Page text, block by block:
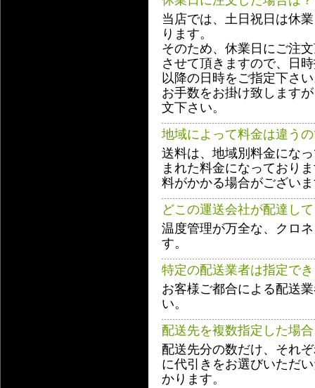
当店では、土日祝日は休
ります。
そのため、休業日にご注
させて頂きますので、日
以降の日時をご指定下さ
お手数をお掛け致します
文下さい。
地域によって料金は違う
送料は、地域別料金にな
まれた料金になっており
料がかかる場合がござい
どこの運送会社が配達し
温度管理が万全な、クロ
す。
特定の配送業者は指定で
お客様ご都合による配送
い。
配送先を複数指定した場
配送先分の数だけ、それ
に代引きをお選びいただ
かります。